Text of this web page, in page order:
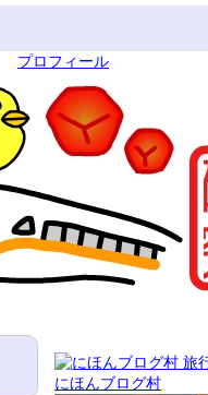
プロフィール
にほんブログ村